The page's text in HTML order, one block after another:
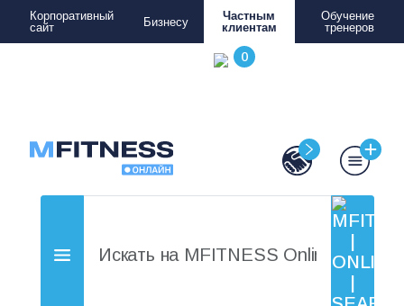
Корпоративный
сайт
Бизнесу
Частным
клиентам
Обучение
тренеров